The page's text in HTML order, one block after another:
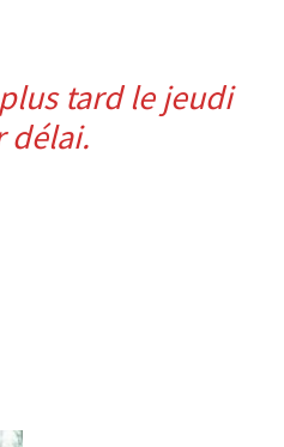
tard le jeudi
délai.